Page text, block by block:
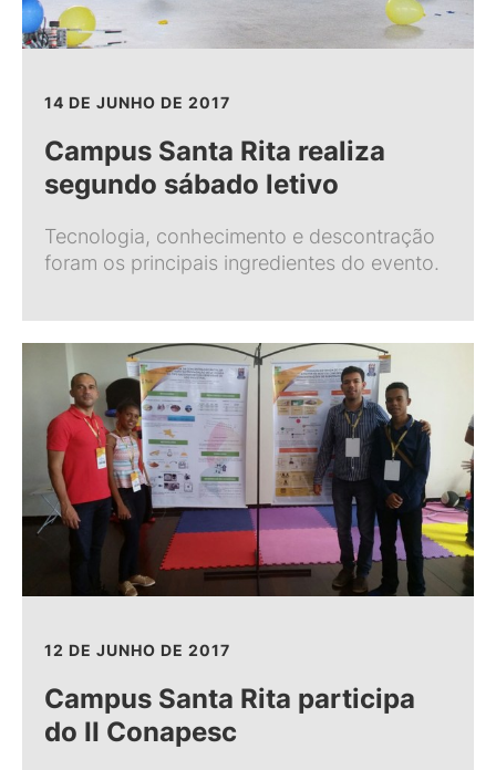
14 DE JUNHO DE 2017
Campus Santa Rita realiza
segundo sábado letivo
Tecnologia, conhecimento e descontração
foram os principais ingredientes do evento.
12 DE JUNHO DE 2017
Campus Santa Rita participa
do II Conapesc